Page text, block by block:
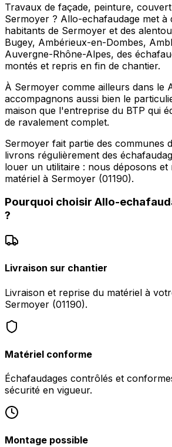
Travaux de façade, peinture,
Sermoyer ? Allo-echafaudage met à
habitants de Sermoyer et des
Bugey, Ambérieux-en-Dombes,
Auvergne-Rhône-Alpes, des
montés et repris en fin de chantier.
À Sermoyer comme ailleurs dans le
accompagnons aussi bien le
maison que l'entreprise du BTP qui
de ravalement complet.
Sermoyer fait partie des communes
livrons régulièrement des
louer un utilitaire : nous déposons
matériel à Sermoyer (01190).
Pourquoi choisir Allo-
?
Livraison sur chantier
Livraison et reprise du matériel à
Sermoyer (01190).
Matériel conforme
Échafaudages contrôlés et
sécurité en vigueur.
Montage possible